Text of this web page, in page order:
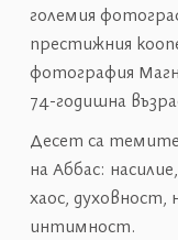
големия
престижния
фотография
74-годишна
Десет са
на Аббас:
хаос, духовност,
интимност.